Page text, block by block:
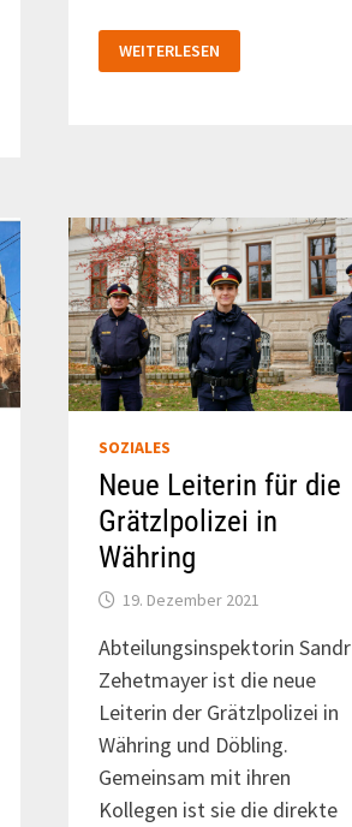
ZEIGT
SOLIDARITÄT
WEITERLESEN
SOZIALES
Neue Leiterin für die
Grätzlpolizei in
Währing
19. Dezember 2021
Abteilungsinspektorin
Zehetmayer ist die neue
Leiterin der Grätzlpolizei in
Währing und Döbling.
Gemeinsam mit ihren
Kollegen ist sie die direkte